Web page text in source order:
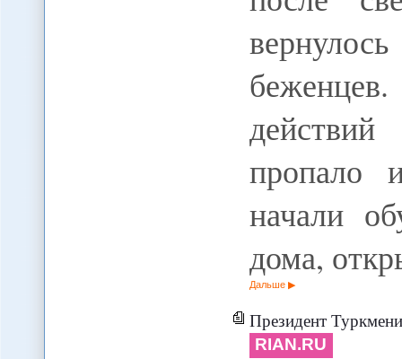
пропало
начали
дома,
Дальше
Президент
RIAN.RU